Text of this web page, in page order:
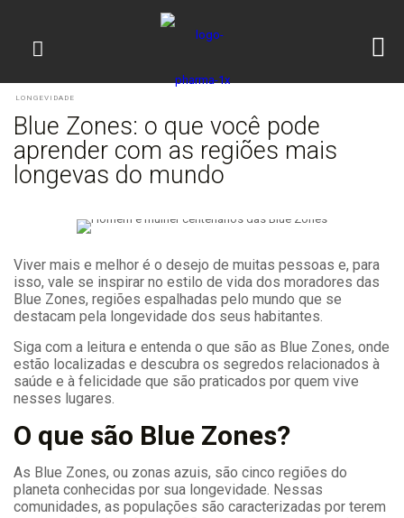
LONGEVIDADE
Blue Zones: o que você pode
aprender com as regiões mais
longevas do mundo
Viver mais e melhor é o desejo de muitas pessoas e, para
isso, vale se inspirar no estilo de vida dos moradores das
Blue Zones, regiões espalhadas pelo mundo que se
destacam pela longevidade dos seus habitantes.
Siga com a leitura e entenda o que são as Blue Zones, onde
estão localizadas e descubra os segredos relacionados à
saúde e à felicidade que são praticados por quem vive
nesses lugares.
O que são Blue Zones?
As Blue Zones, ou zonas azuis, são cinco regiões do
planeta conhecidas por sua longevidade. Nessas
comunidades, as populações são caracterizadas por terem